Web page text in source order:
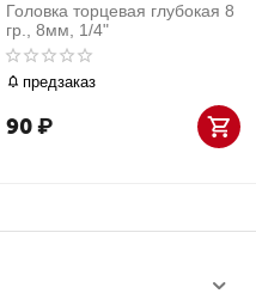
Головка торцевая глубокая 8
гр., 8мм, 1/4"
предзаказ
90₽